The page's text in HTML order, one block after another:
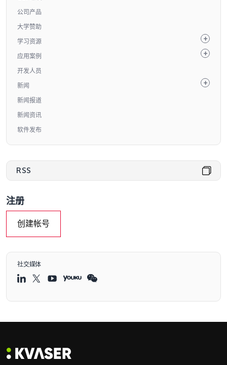
公司产品
大学赞助
学习资源
应用案例
开发人员
新闻
新闻报道
新闻资讯
软件发布
RSS
注册
创建帐号
社交媒体